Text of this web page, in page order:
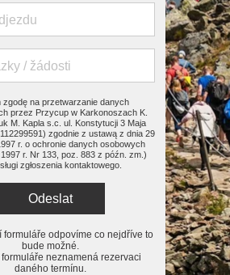
formuláře odpovíme co nejdříve to
bude možné.
neznamená rezervaci
daného termínu.
zgodę na przetwarzanie danych
przez Przycup w Karkonoszach K.
M. Kapla s.c. ul. Konstytucji 3 Maja
zgodnie z ustawą z dnia 29
r. o ochronie danych osobowych
r. Nr 133, poz. 883 z późn. zm.)
zgłoszenia kontaktowego.
Odeslat